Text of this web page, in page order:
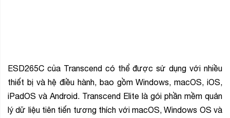
ESD265C của Transcend có thể được sử dụng với nhiều
thiết bị và hệ điều hành, bao gồm Windows, macOS, iOS,
iPadOS và Android. Transcend Elite là gói phần mềm quản
lý dữ liệu tiên tiến tương thích với macOS, Windows OS và